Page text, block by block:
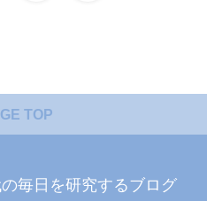
TOP
毎日を研究するブログ